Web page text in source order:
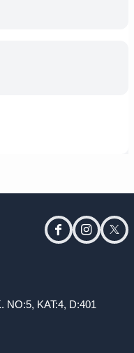
facebookinstagram
NO:5, KAT:4, D:401